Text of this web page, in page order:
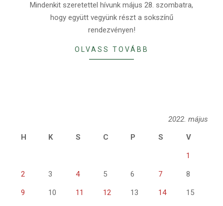
Mindenkit szeretettel hívunk május 28. szombatra,
hogy együtt vegyünk részt a sokszínű
rendezvényen!
OLVASS TOVÁBB
2022. május
H
K S C P S V
1
2 3 4 5 6 7 8
9 10 11 12 13 14 15